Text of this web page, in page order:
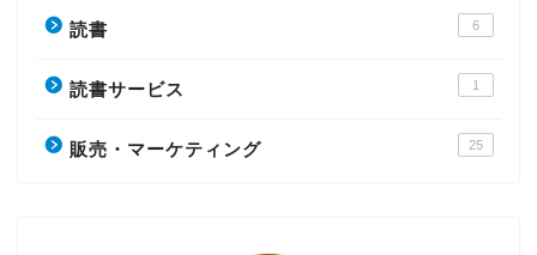
読書 6
読書サービス 1
販売・マーケティング 25